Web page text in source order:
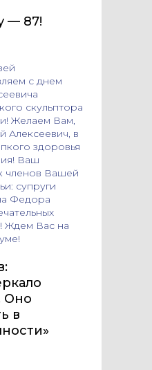
— 87!
с днем
скульптора
Желаем Вам,
Алексеевич, в
здоровья
Ваш
членов Вашей
супруги
Федора
Ждем Вас на
Оно
в